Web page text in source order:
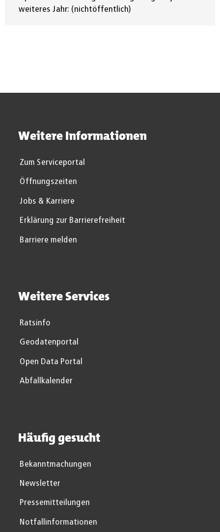
weiteres Jahr: (nichtöffentlich)
Weitere Informationen
Zum Serviceportal
Öffnungszeiten
Jobs & Karriere
Erklärung zur Barrierefreiheit
Barriere melden
Weitere Services
Ratsinfo
Geodatenportal
Open Data Portal
Abfallkalender
Häufig gesucht
Bekanntmachungen
Newsletter
Pressemitteilungen
Notfallinformationen